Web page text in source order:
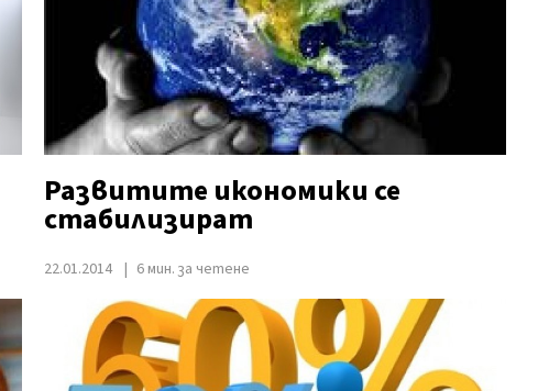
Развитите икономики се
стабилизират
22.01.2014 6 мин. за четене